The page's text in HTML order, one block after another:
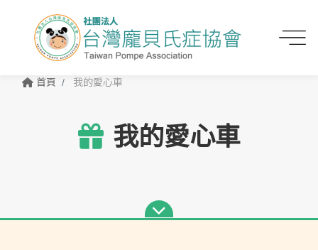
首頁 我的愛心車
我的愛心車